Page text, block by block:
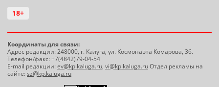
18+
Координаты для связи:
Адрес редакции: 248000, г. Калуга, ул. Космонавта Комарова, 36.
Телефон/факс: +7(4842)79-04-54
E-mail редакции:ev@kp.kaluga.ru, vi@kp.kaluga.ruОтдел рекламы на
сайте:sz@kp.kaluga.ru